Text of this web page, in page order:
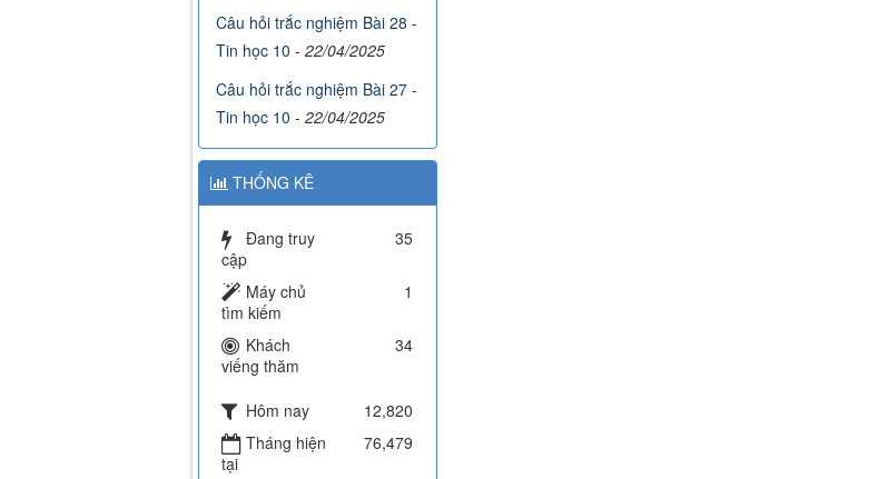
Câu hỏi trắc nghiệm Bài 28 -
Tin học 10 - 22/04/2025
Câu hỏi trắc nghiệm Bài 27 -
Tin học 10 - 22/04/2025
THỐNG KÊ
Đang truy
cập
35
Máy chủ
tìm kiếm
1
Khách
viếng thăm
34
Hôm nay
12,820
Tháng hiện
tại
76,479